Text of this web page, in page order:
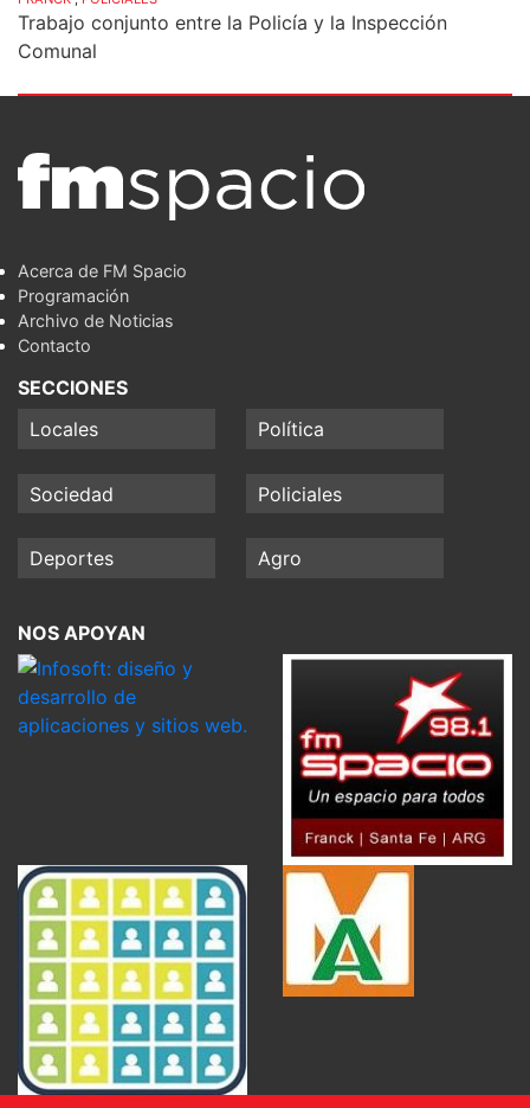
Trabajo conjunto entre la Policía y la Inspección
Comunal
Acerca de FM Spacio
Programación
Archivo de Noticias
Contacto
SECCIONES
Locales
Política
Sociedad Policiales
Deportes Agro
NOS APOYAN